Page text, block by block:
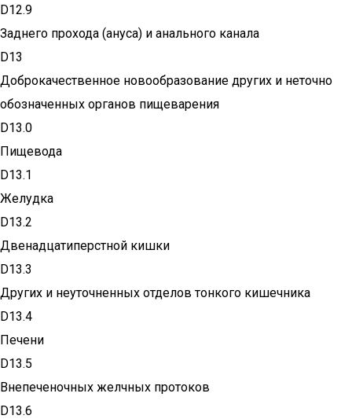
D12.9
Заднего прохода (ануса) и анального канала
D13
Доброкачественное новообразование других и неточно
обозначенных органов пищеварения
D13.0
Пищевода
D13.1
Желудка
D13.2
Двенадцатиперстной кишки
D13.3
Других и неуточненных отделов тонкого кишечника
D13.4
Печени
D13.5
Внепеченочных желчных протоков
D13.6